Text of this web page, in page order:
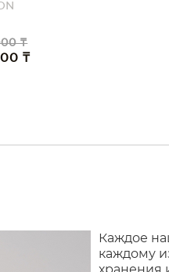
₸
₸
Каждое
каждому